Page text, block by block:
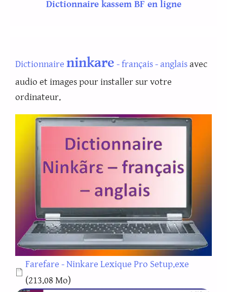
Dictionnaire kassem BF en ligne
Dictionnaire ninkare - français - anglaisavec
audio et images pour installer sur votre
ordinateur.
Document
Farefare - Ninkare Lexique Pro Setup.exe
(213.08 Mo)